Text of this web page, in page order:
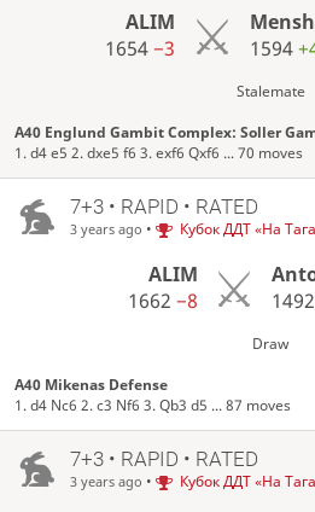
ALIM
1654−3
1594
Stalemate
A40 Englund Gambit Complex: Soller
1. d4 e5 2. dxe5 f6 3. exf6 Qxf6 ... 70 moves
7+3 • RAPID • RATED
3 years ago • Кубок ДДТ «На
ALIM
1662 −8
Draw
A40 Mikenas Defense
1. d4 Nc6 2. c3 Nf6 3. Qb3 d5 ... 87 moves
7+3 • RAPID • RATED
3 years ago • Кубок ДДТ «На